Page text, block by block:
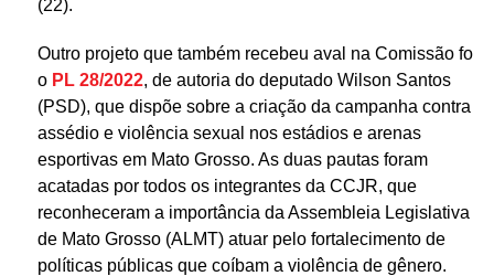
(22).
Outro projeto que também recebeu aval na Comissão foi
o PL 28/2022, de autoria do deputado Wilson Santos
(PSD), que dispõe sobre a criação da campanha contra
assédio e violência sexual nos estádios e arenas
esportivas em Mato Grosso. As duas pautas foram
acatadas por todos os integrantes da CCJR, que
reconheceram a importância da Assembleia Legislativa
de Mato Grosso (ALMT) atuar pelo fortalecimento de
políticas públicas que coíbam a violência de gênero.